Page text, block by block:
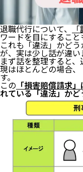
退職代行について、「
ワードを目にするこ
これも「違法」かど
が、実は少し話が違い
まず話を整理すると
現はほとんどの場合
す。
この 「損害賠償請求
れている「違法」か